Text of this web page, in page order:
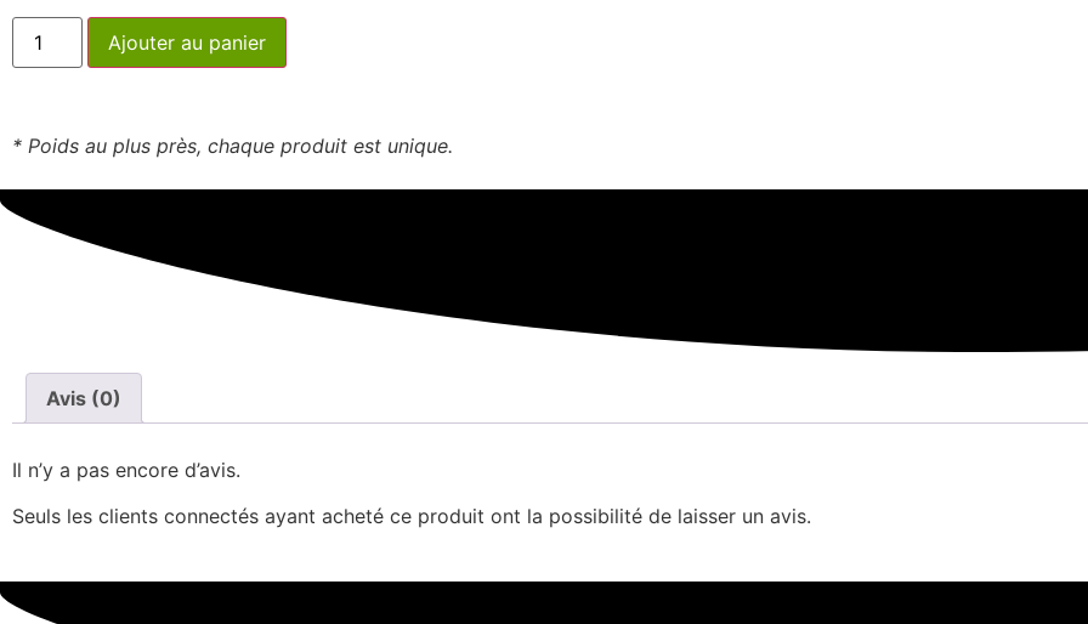
Ajouter au panier
* Poids au plus près, chaque produit est unique.
Avis (0)
Il n’y a pas encore d’avis.
Seuls les clients connectés ayant acheté ce produit ont la possibilité de laisser un avis.